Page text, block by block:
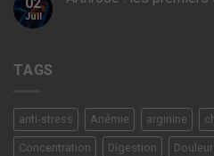
Juil
TAGS
anti-stress Anémie arginine
Concentration Digestion